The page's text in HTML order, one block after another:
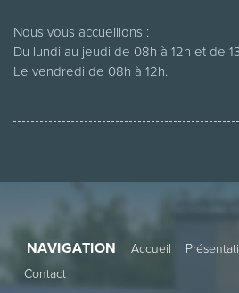
Nous vous accueillons :
Du lundi au jeudi de 08h à 12h et de
Le vendredi de 08h à 12h.
NAVIGATION Accueil
Contact